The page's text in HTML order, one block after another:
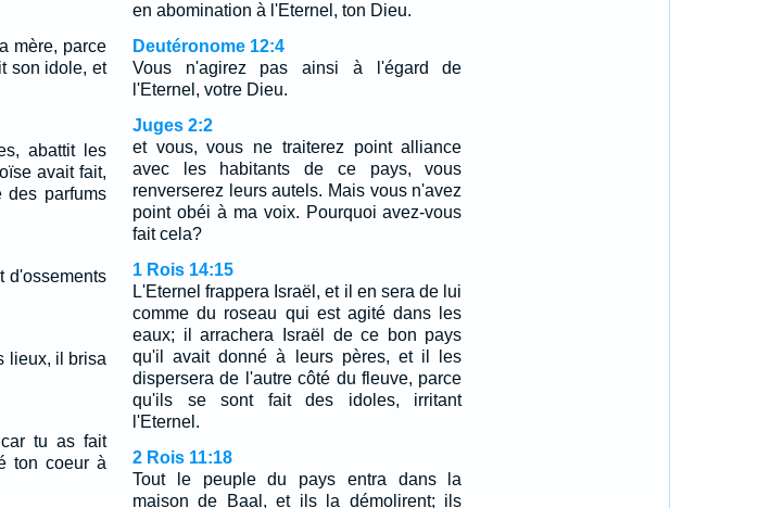
mère, parce
son idole, et
abattit les
avait fait,
des parfums
d'ossements
lieux, il brisa
tu as fait
ton coeur à
en abomination à l'Eternel, ton Dieu.
Deutéronome 12:4
Vous n'agirez pas ainsi à l'égard de
l'Eternel, votre Dieu.
Juges 2:2
et vous, vous ne traiterez point alliance
avec les habitants de ce pays, vous
renverserez leurs autels. Mais vous n'avez
point obéi à ma voix. Pourquoi avez-vous
fait cela?
1 Rois 14:15
L'Eternel frappera Israël, et il en sera de lui
comme du roseau qui est agité dans les
eaux; il arrachera Israël de ce bon pays
qu'il avait donné à leurs pères, et il les
dispersera de l'autre côté du fleuve, parce
qu'ils se sont fait des idoles, irritant
l'Eternel.
2 Rois 11:18
Tout le peuple du pays entra dans la
maison de Baal, et ils la démolirent; ils